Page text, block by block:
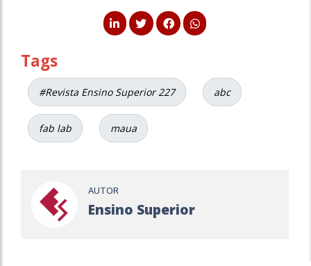
Tags
#Revista Ensino Superior 227 abc
fab lab maua
AUTOR
Ensino Superior